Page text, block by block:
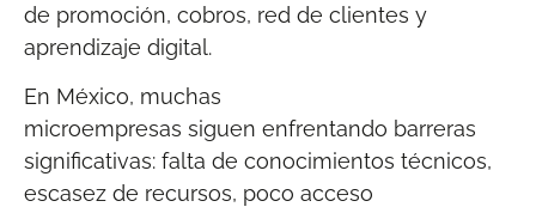
de promoción, cobros, red de clientes y
aprendizaje digital.
En México, muchas
microempresas siguen enfrentando barreras
significativas: falta de conocimientos técnicos,
escasez de recursos, poco acceso